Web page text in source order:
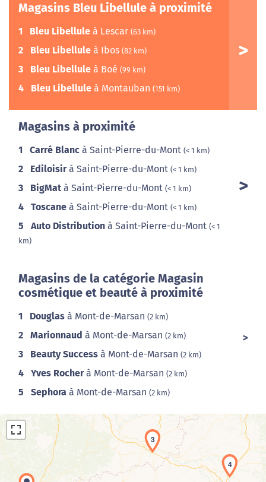
Magasins Bleu Libellule à proximité
1 Bleu Libellule à Lescar (63 km)
2 Bleu Libellule à Ibos (82 km)
3 Bleu Libellule à Boé (99 km)
4 Bleu Libellule à Montauban (151 km)
Magasins à proximité
1 Carré Blanc à Saint-Pierre-du-Mont (< 1 km)
2 Ediloisirà Saint-Pierre-du-Mont (< 1 km)
3 BigMat à Saint-Pierre-du-Mont (< 1 km)
4 Toscane à Saint-Pierre-du-Mont (< 1 km)
5 Auto Distribution à Saint-Pierre-du-Mont (< 1
km)
Magasins de la catégorie Magasin
cosmétique et beauté à proximité
1 Douglas à Mont-de-Marsan (2 km)
2 Marionnaud à Mont-de-Marsan (2 km)
3 Beauty Success à Mont-de-Marsan (2 km)
4 Yves Rocherà Mont-de-Marsan (2 km)
5 Sephora à Mont-de-Marsan (2 km)
3
4